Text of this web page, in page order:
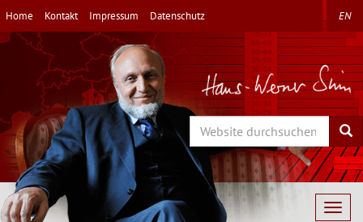
Direkt
zum
Inhalt
Home Kontakt Impressum Datenschutz EN
Search